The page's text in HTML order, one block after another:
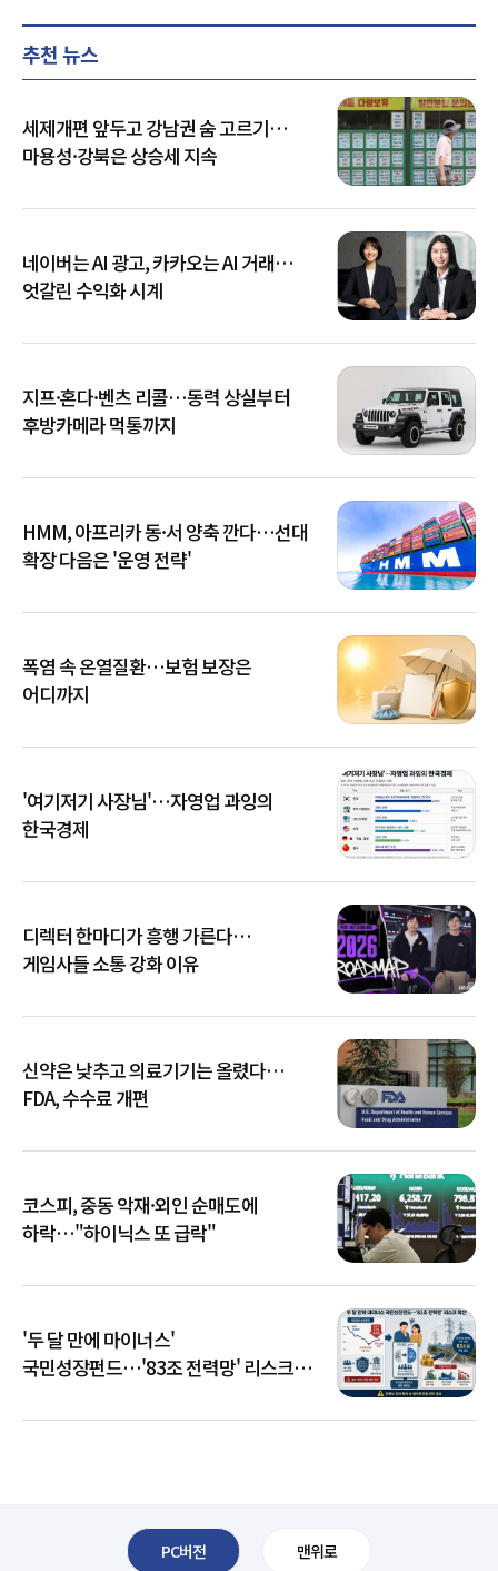
추천 뉴스
세제개편 앞두고 강남권 숨 고르기…
마용성·강북은 상승세 지속
네이버는 AI 광고, 카카오는 AI 거래…
엇갈린 수익화 시계
지프·혼다·벤츠 리콜…동력 상실부터
후방카메라 먹통까지
HMM, 아프리카 동·서 양축 깐다…선대
확장 다음은 '운영 전략'
폭염 속 온열질환…보험 보장은
어디까지
'여기저기 사장님'…자영업 과잉의
한국경제
디렉터 한마디가 흥행 가른다…
게임사들 소통 강화 이유
신약은 낮추고 의료기기는 올렸다…
FDA, 수수료 개편
코스피, 중동 악재·외인 순매도에
하락…"하이닉스 또 급락"
'두 달 만에 마이너스'
국민성장펀드…'83조 전력망' 리스크
PC버전 맨위로